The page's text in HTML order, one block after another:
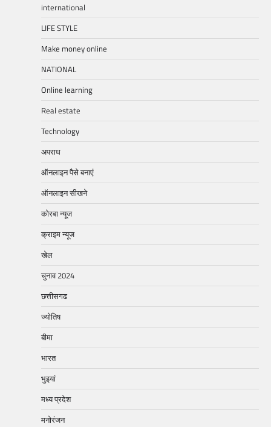
international
LIFE STYLE
Make money online
NATIONAL
Online learning
Real estate
Technology
अपराध
ऑनलाइन पैसे बनाएं
ऑनलाइन सीखने
कोरबा न्यूज
क्राइम न्यूज
खेल
चुनाव 2024
छत्तीसगढ
ज्योतिष
बीमा
भारत
भुइयां
मध्य प्रदेश
मनोरंजन